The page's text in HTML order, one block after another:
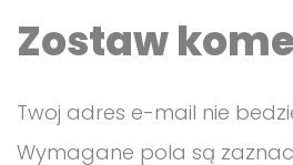
Zostaw
Twoj adres e-mail nie
Wymagane pola są